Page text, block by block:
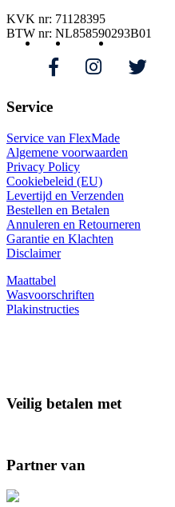
KVK nr: 71128395
BTW nr: NL858590293B01
Service
Service van FlexMade
Algemene voorwaarden
Privacy Policy
Cookiebeleid (EU)
Levertijd en Verzenden
Bestellen en Betalen
Annuleren en Retourneren
Garantie en Klachten
Disclaimer
Maattabel
Wasvoorschriften
Plakinstructies
Veilig betalen met
Partner van